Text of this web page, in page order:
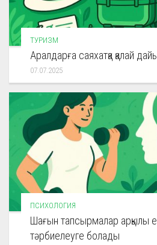
ТУРИЗМ
Аралдарға саяхатқа қалай
07.07.2025
ПСИХОЛОГИЯ
Шағын тапсырмалар арқылы
тәрбиелеуге болады